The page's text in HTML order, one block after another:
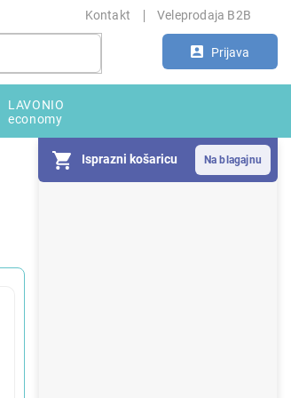
Kontakt Veleprodaja B2B
Prijava
Isprazni košaricu
LAVONIO
economy